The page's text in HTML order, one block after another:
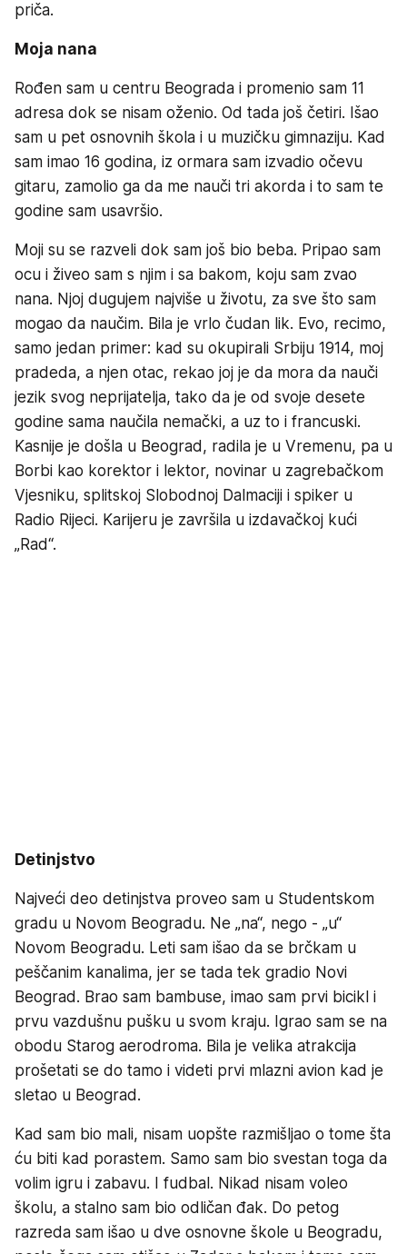
priča.
Moja nana
Rođen sam u centru Beograda i promenio sam 11
adresa dok se nisam oženio. Od tada još četiri. Išao
sam u pet osnovnih škola i u muzičku gimnaziju. Kad
sam imao 16 godina, iz ormara sam izvadio očevu
gitaru, zamolio ga da me nauči tri akorda i to sam te
godine sam usavršio.
Moji su se razveli dok sam još bio beba. Pripao sam
ocu i živeo sam s njim i sa bakom, koju sam zvao
nana. Njoj dugujem najviše u životu, za sve što sam
mogao da naučim. Bila je vrlo čudan lik. Evo, recimo,
samo jedan primer: kad su okupirali Srbiju 1914, moj
pradeda, a njen otac, rekao joj je da mora da nauči
jezik svog neprijatelja, tako da je od svoje desete
godine sama naučila nemački, a uz to i francuski.
Kasnije je došla u Beograd, radila je u Vremenu, pa u
Borbi kao korektor i lektor, novinar u zagrebačkom
Vjesniku, splitskoj Slobodnoj Dalmaciji i spiker u
Radio Rijeci. Karijeru je završila u izdavačkoj kući
„Rad“.
Detinjstvo
Najveći deo detinjstva proveo sam u Studentskom
gradu u Novom Beogradu. Ne „na“, nego - „u“
Novom Beogradu. Leti sam išao da se brčkam u
peščanim kanalima, jer se tada tek gradio Novi
Beograd. Brao sam bambuse, imao sam prvi bicikl i
prvu vazdušnu pušku u svom kraju. Igrao sam se na
obodu Starog aerodroma. Bila je velika atrakcija
prošetati se do tamo i videti prvi mlazni avion kad je
sletao u Beograd.
Kad sam bio mali, nisam uopšte razmišljao o tome šta
ću biti kad porastem. Samo sam bio svestan toga da
volim igru i zabavu. I fudbal. Nikad nisam voleo
školu, a stalno sam bio odličan đak. Do petog
razreda sam išao u dve osnovne škole u Beogradu,